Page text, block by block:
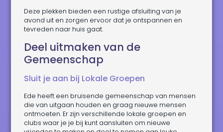
Deze plekken bieden een rustige afsluiting van je
avond uit en zorgen ervoor dat je ontspannen en
tevreden naar huis gaat.
Deel uitmaken van de
Gemeenschap
Sluit je aan bij Lokale Groepen
Ede heeft een bruisende gemeenschap van mensen
die van uitgaan houden en graag nieuwe mensen
ontmoeten. Er zijn verschillende lokale groepen en
clubs waar je je bij kunt aansluiten om nieuwe